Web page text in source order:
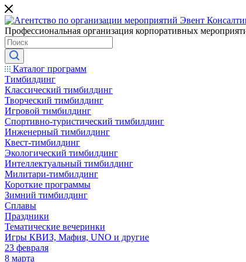
Профессиональная организация корпоративных
Каталог программ
Тимбилдинг
Классический тимбилдинг
Творческий тимбилдинг
Игровой тимбилдинг
Спортивно-туристический тимбилдинг
Инженерный тимбилдинг
Квест-тимбилдинг
Экологический тимбилдинг
Интеллектуальный тимбилдинг
Милитари-тимбилдинг
Короткие программы
Зимний тимбилдинг
Сплавы
Праздники
Тематические вечеринки
Игры КВИЗ, Мафия, UNO и другие
23 февраля
8 марта